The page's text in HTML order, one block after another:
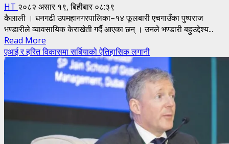
HT २०८२ असार १९, बिहीबार ०८:३९
कैलाली । धनगढी उपमहानगरपालिका–१४ फूलबारी एचगाउँका पुष्पराज
भण्डारीले व्यावसायिक केराखेती गर्दै आएका छन् । उनले भण्डारी बहुउद्देश्य...
Read More
more
about
वैदेशिक
रोजगारबाट
केराखेतीमा
एआई र हरित विकासमा सर्बियाको ऐतिहासिक लगानी